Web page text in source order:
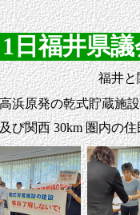
福井県
福井と
浜原発の乾式貯蔵施
び関西 30km 圏内の